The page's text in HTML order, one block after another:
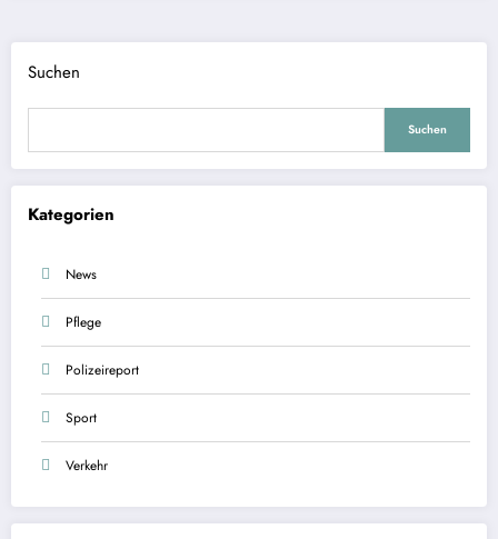
Suchen
Suchen
Kategorien
News
Pflege
Polizeireport
Sport
Verkehr